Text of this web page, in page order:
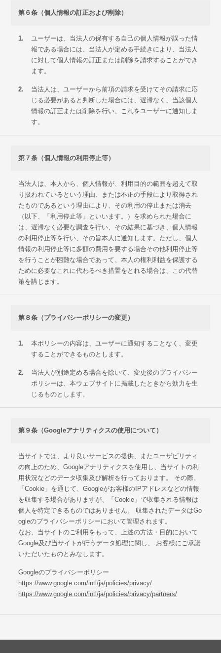
第６条（個人情報の訂正および削除）
1.
ユーザーは、当法人の保有する自己の個人情報が誤った情
報である場合には、当法人が定める手続きにより、当法人
に対して個人情報の訂正または削除を請求することができ
ます。
2.
当法人は、ユーザーから前項の請求を受けてその請求に応
じる必要があると判断した場合には、遅滞なく、当該個人
情報の訂正または削除を行い、これをユーザーに通知しま
す。
第７条（個人情報の利用停止等）
当法人は、本人から、個人情報が、利用目的の範囲を超えて取
り扱われているという理由、または不正の手段により取得され
たものであるという理由により、その利用の停止または消去
（以下、「利用停止等」といいます。）を求められた場合に
は、遅滞なく必要な調査を行い、その結果に基づき、個人情報
の利用停止等を行い、その旨本人に通知します。ただし、個人
情報の利用停止等に多額の費用を要する場合その他利用停止等
を行うことが困難な場合であって、本人の権利利益を保護する
ために必要なこれに代わるべき措置をとれる場合は、この代替
策を講じます。
第８条（プライバシーポリシーの変更）
1.
本ポリシーの内容は、ユーザーに通知することなく、変更
することができるものとします。
2.
当法人が別途定める場合を除いて、変更後のプライバシー
ポリシーは、本ウェブサイトに掲載したときから効力を生
じるものとします。
第９条（Googleアナリティクスの使用について）
当サイトでは、より良いサービスの提供、またユーザビリティ
の向上のため、Googleアナリティクスを使用し、当サイトの利
用状況などのデータ収集及び解析を行っております。 その際、
「Cookie」を通じて、Googleがお客様のIPアドレスなどの情報
を収集する場合がありますが、「Cookie」で収集される情報は
個人を特定できるものではありません。 収集されたデータはGo
ogleのプライバシーポリシーにおいて管理されます。
なお、当サイトのご利用をもって、上述の方法・目的において
Google及び当サイトが行うデータ処理に関し、 お客様にご承諾
いただいたものとみなします。
Googleのプライバシーポリシー
https://www.google.com/intl/ja/policies/privacy/
https://www.google.com/intl/ja/policies/privacy/partners/